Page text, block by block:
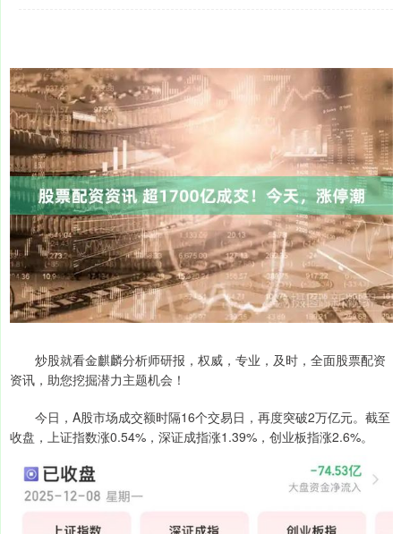
炒股就看金麒麟分析师研报，权威，专业，及时，全面股票配资
资讯，助您挖掘潜力主题机会！
今日，A股市场成交额时隔16个交易日，再度突破2万亿元。截至
收盘，上证指数涨0.54%，深证成指涨1.39%，创业板指涨2.6%。